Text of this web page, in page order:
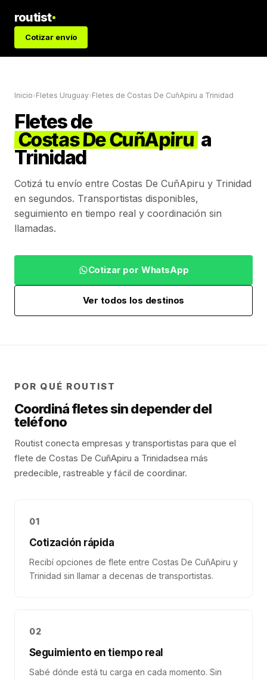
routist
Cotizar envío
Inicio›Fletes Uruguay›Fletes de Costas De CuñApiru a Trinidad
Fletes de
Costas De CuñApiru a
Trinidad
Cotizá tu envío entre Costas De CuñApiru y Trinidad
en segundos. Transportistas disponibles,
seguimiento en tiempo real y coordinación sin
llamadas.
Cotizar por WhatsApp
Ver todos los destinos
POR QUÉ ROUTIST
Coordiná fletes sin depender del
teléfono
Routist conecta empresas y transportistas para que el
flete de Costas De CuñApiru a Trinidadsea más
predecible, rastreable y fácil de coordinar.
01
Cotización rápida
Recibí opciones de flete entre Costas De CuñApiru y
Trinidad sin llamar a decenas de transportistas.
02
Seguimiento en tiempo real
Sabé dónde está tu carga en cada momento. Sin